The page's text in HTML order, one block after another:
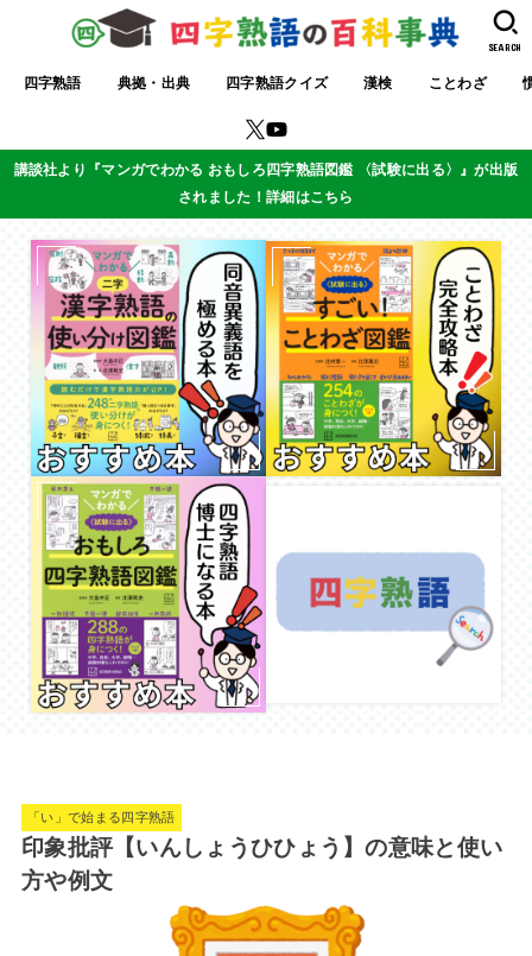
四字熟語 典拠・出典 四字熟語クイズ 漢検 ことわざ
SEARCH
講談社より『マンガでわかる おもしろ四字熟語図鑑 〈試験に出る〉』が出版
されました！詳細はこちら
「い」で始まる四字熟語
印象批評【いんしょうひひょう】の意味と使い
方や例文